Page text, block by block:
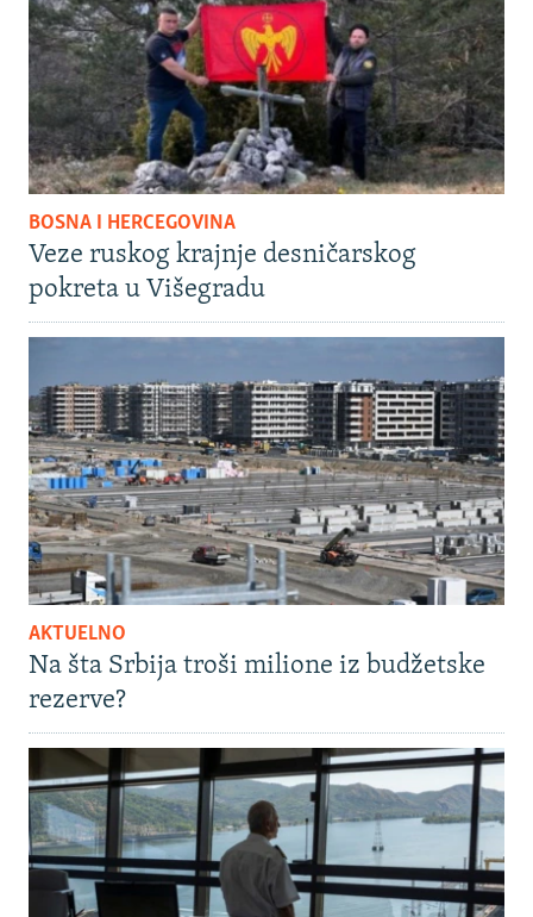
BOSNA I HERCEGOVINA
Veze ruskog krajnje desničarskog
pokreta u Višegradu
AKTUELNO
Na šta Srbija troši milione iz budžetske
rezerve?